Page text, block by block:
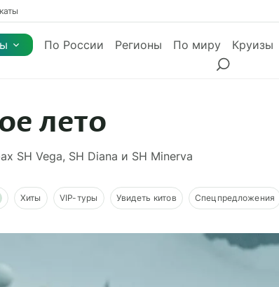
По России Регионы По миру Круизы
Сезоны Месяцы
лето
SH Vega, SH Diana и SH Minerva
Хиты VIP-туры Увидеть китов Спецпредложения